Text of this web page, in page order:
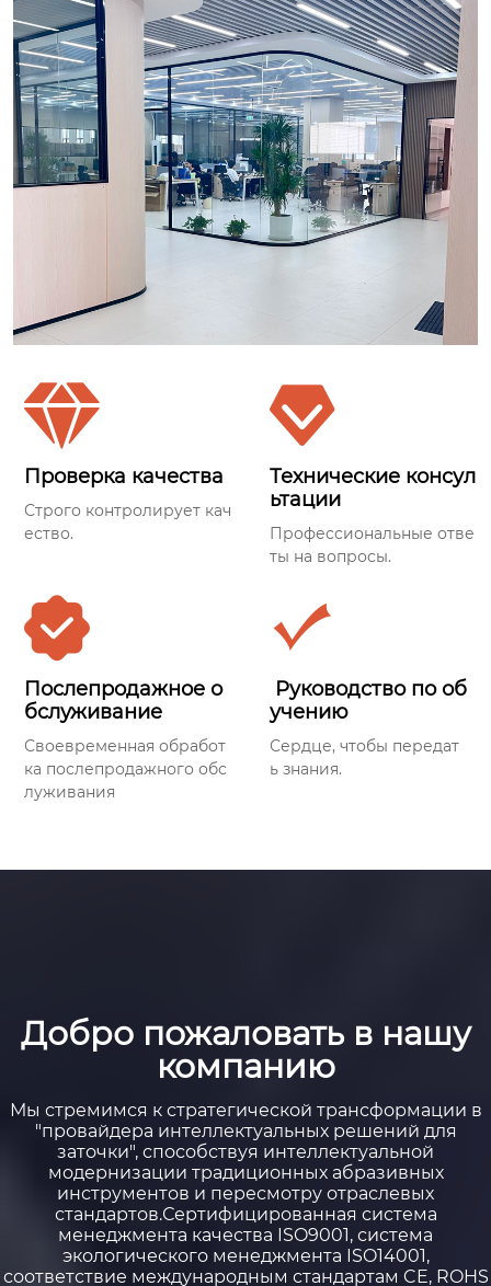

Проверка качества
Строго контролирует кач
ество.

Технические консул
ьтации
Профессиональные отве
ты на вопросы.

Послепродажное о
бслуживание
Своевременная обработ
ка послепродажного обс
луживания

Руководство по об
учению
Сердце, чтобы передат
ь знания.
Добро пожаловать в нашу
компанию
Мы стремимся к стратегической трансформации в
"провайдера интеллектуальных решений для
заточки", способствуя интеллектуальной
модернизации традиционных абразивных
инструментов и пересмотру отраслевых
стандартов.Сертифицированная система
менеджмента качества ISO9001, система
экологического менеджмента ISO14001,
соответствие международным стандартам CE, ROHS